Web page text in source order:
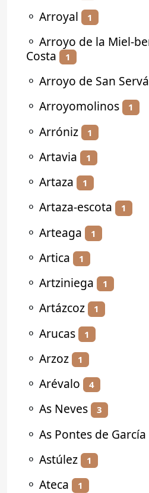
⚬ Arroyal 1
⚬ Arroyo de la Miel-
Costa
1
⚬ Arroyo de San
⚬ Arroyomolinos 1
⚬ Arróniz 1
⚬ Artavia 1
⚬ Artaza 1
⚬ Artaza-escota 1
⚬ Arteaga 1
⚬ Artica 1
⚬ Artziniega 1
⚬ Artázcoz 1
⚬ Arucas 1
⚬ Arzoz 1
⚬ Arévalo 4
⚬ As Neves 3
⚬ As Pontes de
⚬ Astúlez 1
⚬ Ateca 1